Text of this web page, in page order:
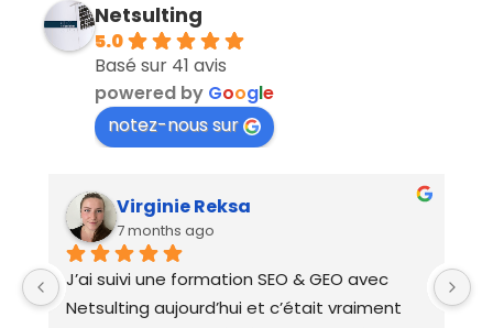
Netsulting
5.0
Basé sur 41 avis
powered by Google
notez-nous sur
Virginie Reksa
7 months ago
J’ai suivi une formation SEO & GEO avec
Netsulting aujourd’hui et c’était vraiment